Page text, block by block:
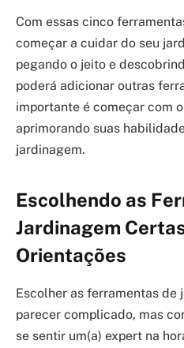
Com essas cinco
começar a cuidar do seu
pegando o jeito e
poderá adicionar outras
importante é começar com
aprimorando suas
jardinagem.
Escolhendo as
Jardinagem
Orientações
Escolher as ferramentas de
parecer complicado, mas
se sentir um(a) expert na